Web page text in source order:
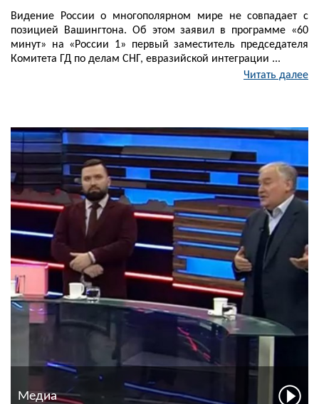
Видение России о многополярном мире не совпадает с
позицией Вашингтона. Об этом заявил в программе «60
минут» на «России 1» первый заместитель председателя
Комитета ГД по делам СНГ, евразийской интеграции ...
Читать далее
Медиа